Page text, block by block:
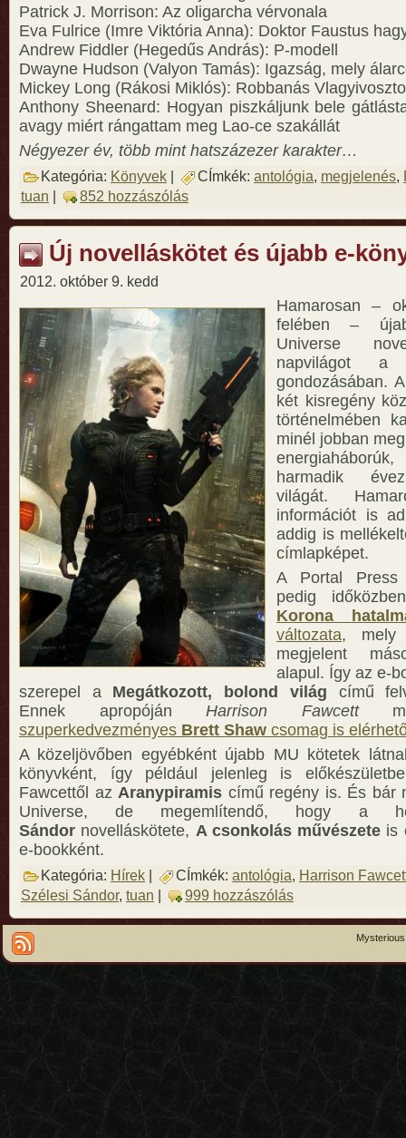
Patrick J. Morrison: Az oligarcha vérvonala
Eva Fulrice (Imre Viktória Anna): Doktor Faustus
Andrew Fiddler (Hegedűs András): P-modell
Dwayne Hudson (Valyon Tamás): Igazság, mely
Mickey Long (Rákosi Miklós): Robbanás
Anthony Sheenard: Hogyan piszkáljunk bele
avagy miért rángattam meg Lao-ce szakállát
Négyezer év, több mint hatszázezer karakter…
Kategória: Könyvek | CÍmkék: antológia, megjelenés,
tuan | 852 hozzászólás
Új novelláskötet és újabb e-
2012. október 9. kedd
Hamarosan –
felében –
Universe
napvilágot a
gondozásában.
két kisregény
történelmében
minél jobban
harmadik
világát.
információt is
addig is
címlapképet.
A Portal Press
pedig
Korona
változata, mely
megjelent
alapul. Így az e-
szerepel a Megátkozott, bolond világ című
Ennek apropójánHarrison Fawcett
szuperkedvezményes Brett Shaw csomag is
A közeljövőben egyébként újabb MU kötetek
könyvként, így például jelenleg is
Fawcettől az Aranypiramis című regény is. És bár
Universe, de megemlítendő, hogy a
Sándor novelláskötete, A csonkolás művészete is
e-bookként.
Kategória: Hírek | CÍmkék: antológia, Harrison
Szélesi Sándor, tuan | 999 hozzászólás